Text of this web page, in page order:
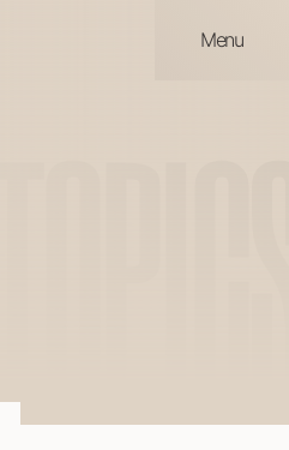
Menu